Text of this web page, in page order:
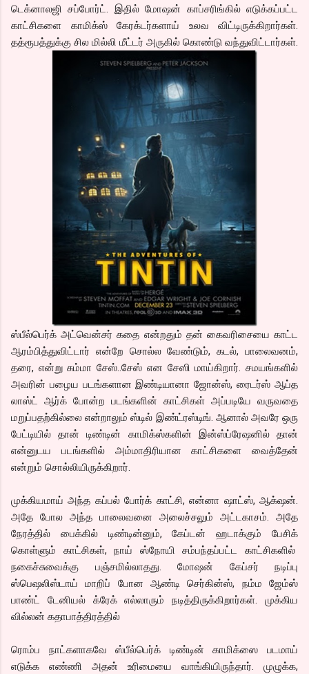
டெக்னாலஜி சப்போர்ட். இதில் மோஷன் காப்சரிங்கில் எடுக்கப்பட்ட
காட்சிகளை காமிக்ஸ் கேரக்டர்களாய் உலவ விட்டிருக்கிறார்கள்.
தத்ரூபத்துக்கு சில மில்லி மீட்டர் அருகில் கொண்டு வந்துவிட்டார்கள்.
ஸ்பீல்பெர்க் அட்வென்சர் கதை என்றதும் தன் கைவரிசையை காட்ட
ஆரம்பித்துவிட்டார் என்றே சொல்ல வேண்டும், கடல், பாலைவனம்,
தரை, என்று சும்மா சேஸ்..சேஸ் என சேஸி மாய்கிறார். சமயங்களில்
அவரின் பழைய படங்களான இண்டியானா ஜோன்ஸ், ரைடர்ஸ் ஆப்த
லாஸ்ட் ஆர்க் போன்ற படங்களின் காட்சிகள் அப்படியே வருவதை
மறுப்பதற்கில்லை என்றாலும் ஸ்டில் இண்ட்ரஸ்டிங். ஆனால் அவரே ஒரு
பேட்டியில் தான் டிண்டின் காமிக்ஸ்களின் இன்ஸ்ப்ரேஷனில் தான்
என்னுடய படங்களில் அம்மாதிரியான காட்சிகளை வைத்தேன்
என்றும் சொல்லியிருக்கிறார்.
முக்கியமாய் அந்த கப்பல் போர்க் காட்சி, என்னா ஷாட்ஸ், ஆக்‌ஷன்.
அதே போல அந்த பாலைவனை அலைச்சலும் அட்டகாசம். அதே
நேரத்தில் பைக்கில் டிண்டின்னும், கேப்டன் ஹடாக்கும் பேசிக்
கொள்ளும் காட்சிகள், நாய் ஸ்நோயி சம்பந்தப்பட்ட காட்சிகளில்
நகைச்சுவைக்கு பஞ்சமில்லாதது. மோஷன் கேப்சர் நடிப்பு
ஸ்பெஷலிஸ்டாய் மாறிப் போன ஆண்டி செர்கின்ஸ், நம்ம ஜேம்ஸ்
பாண்ட் டேனியல் க்ரேக் எல்லாரும் நடித்திருக்கிறார்கள். முக்கிய
வில்லன் கதாபாத்திரத்தில்
ரொம்ப நாட்களாகவே ஸ்பீல்பெர்க் டிண்டின் காமிக்ஸை படமாய்
எடுக்க எண்ணி அதன் உரிமையை வாங்கியிருந்தார். முழுக்க,